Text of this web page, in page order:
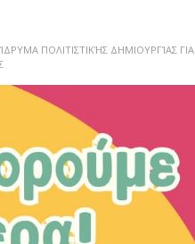
ΠΟΛΙΤΙΣΤΙΚΉΣ ΔΗΜΙΟΥΡΓΊΑΣ ΓΙΑ